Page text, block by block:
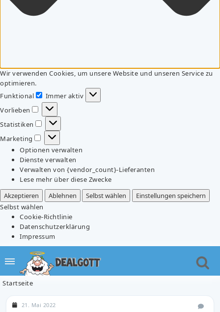
Wir verwenden Cookies, um unsere Website und unseren Service zu
optimieren.
Funktional
Funktional
Immer aktiv
Vorlieben
Vorlieben
Statistiken
Statistiken
Marketing
Marketing
Optionen verwalten
Dienste verwalten
Verwalten von {vendor_count}-Lieferanten
Lese mehr über diese Zwecke
Akzeptieren
Ablehnen Selbst wählen
Einstellungen speichern
Selbst wählen
Cookie-Richtlinie
Datenschutzerklärung
Impressum
Startseite
21. Mai 2022